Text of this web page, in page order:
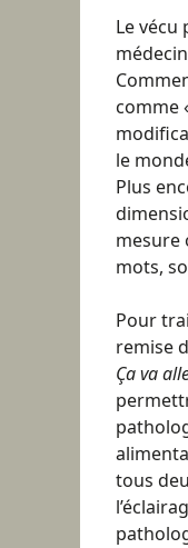
Le
comme
le
Plus
mesure
mots,
Pour
remise
Ça va
tous